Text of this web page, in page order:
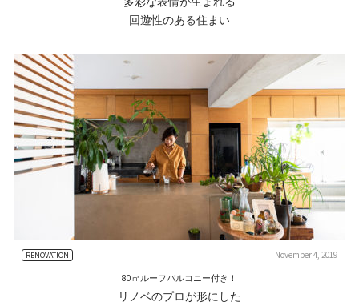
回遊性のある住まい
RENOVATION November 4, 2019
80㎡ルーフバルコニー付き！
リノベのプロが形にした